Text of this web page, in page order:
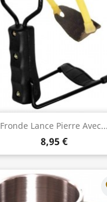
Fronde Lance Pierre Avec...
8,95 €